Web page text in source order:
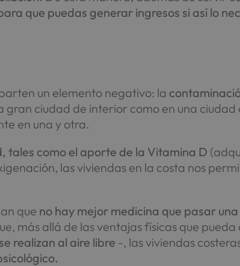
que puedas generar ingresos si así lo
un elemento negativo: la
ciudad de interior como en una
en una y otra.
tales como el aporte de la Vitamina D
las viviendas en la costa nos
que no hay mejor medicina que pasar
más allá de las ventajas físicas que
realizan al aire libre -, las viviendas